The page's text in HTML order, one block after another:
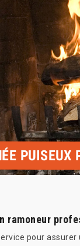
PUISEUX
ramoneur
pour